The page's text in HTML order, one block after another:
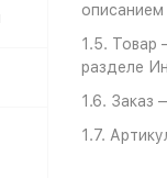
1.5. Товар
разделе
1.6. Заказ
1.7.